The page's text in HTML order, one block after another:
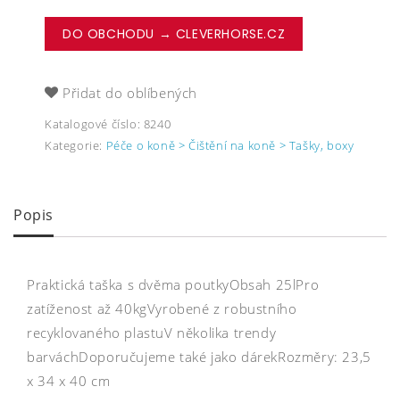
DO OBCHODU → CLEVERHORSE.CZ
Přidat do oblíbených
Katalogové číslo: 8240
Kategorie: Péče o koně > Čištění na koně > Tašky, boxy
Popis
Praktická taška s dvěma poutkyObsah 25lPro
zatíženost až 40kgVyrobené z robustního
recyklovaného plastuV několika trendy
barváchDoporučujeme také jako dárekRozměry: 23,5
x 34 x 40 cm